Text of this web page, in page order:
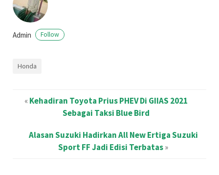
Admin Follow
Honda
«Kehadiran Toyota Prius PHEV Di GIIAS 2021
Sebagai Taksi Blue Bird
Alasan Suzuki Hadirkan All New Ertiga Suzuki
Sport FF Jadi Edisi Terbatas»